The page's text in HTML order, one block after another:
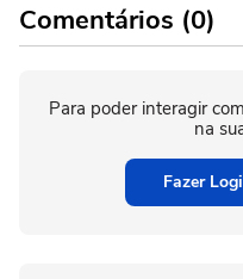
Comentários (0)
Para poder interagir
na
Fazer